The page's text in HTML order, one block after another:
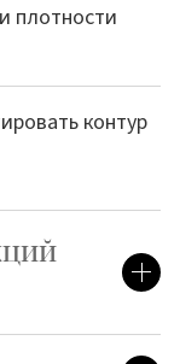
плотности
контур